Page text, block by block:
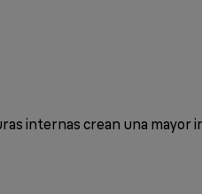
internas crean una